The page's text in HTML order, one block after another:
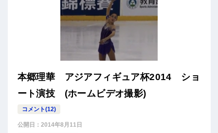
本郷理華 アジアフィギュア杯2014 ショ
ート演技 (ホームビデオ撮影)
コメント(12)
公開日： 2014年8月11日